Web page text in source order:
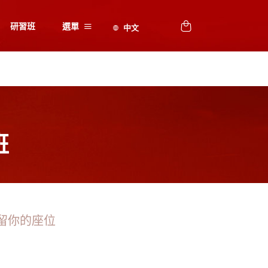
研習班 選單
你的座位